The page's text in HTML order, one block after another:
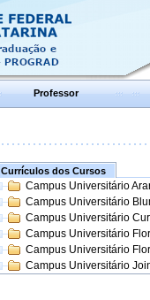
Professor
Currículos dos Cursos
Campus Universitário
Campus Universitário
Campus Universitário
Campus Universitário
Campus Universitário
Campus Universitário